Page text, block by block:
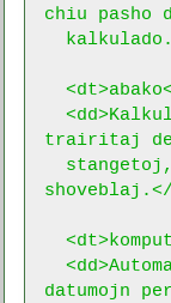
chiu pasho
trairitaj de
datumojn per